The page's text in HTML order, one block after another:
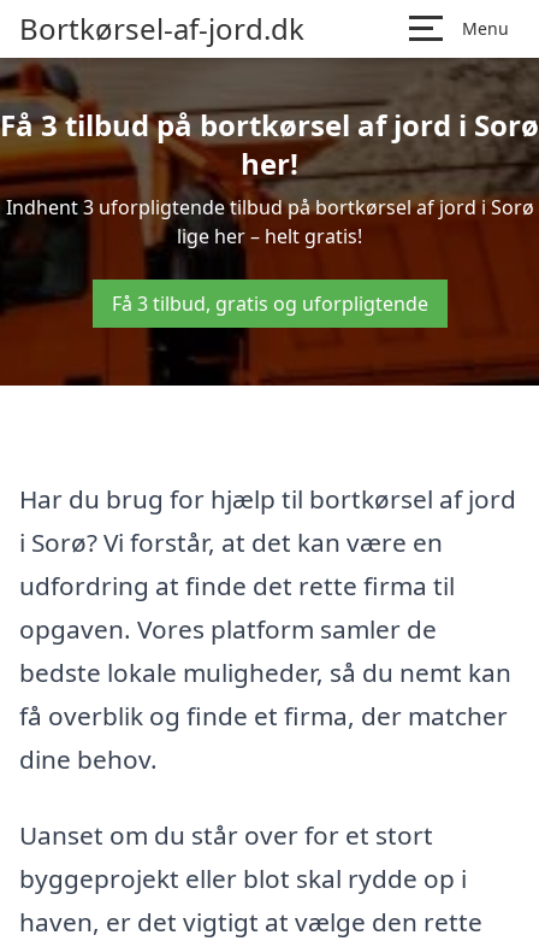
Bortkørsel-af-jord.dk Menu
Få 3 tilbud på bortkørsel af jord i Sorø
her!
Indhent 3 uforpligtende tilbud på bortkørsel af jord i Sorø
lige her – helt gratis!
Få 3 tilbud, gratis og uforpligtende
Har du brug for hjælp til bortkørsel af jord
i Sorø? Vi forstår, at det kan være en
udfordring at finde det rette firma til
opgaven. Vores platform samler de
bedste lokale muligheder, så du nemt kan
få overblik og finde et firma, der matcher
dine behov.
Uanset om du står over for et stort
byggeprojekt eller blot skal rydde op i
haven, er det vigtigt at vælge den rette